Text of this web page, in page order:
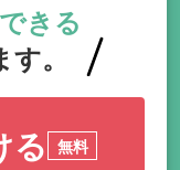
きる
。
る 無料